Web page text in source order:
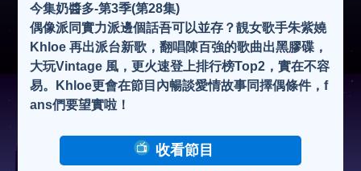
今集奶醬多-第3季(第28集)
偶像派同實力派邊個話吾可以並存？靚女歌手朱紫嬈
Khloe 再出派台新歌，翻唱陳百強的歌曲出黑膠碟，
大玩Vintage 風，更火速登上排行榜Top2，實在不容
易。Khloe更會在節目內暢談愛情故事同擇偶條件，f
ans們要望實啦！
收看節目